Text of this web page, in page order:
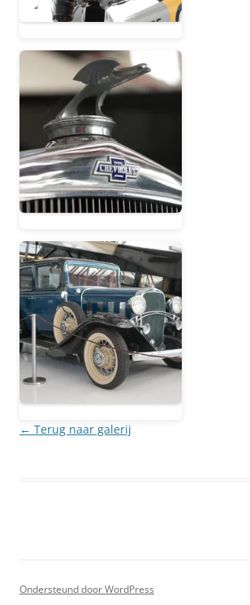
← Terug naar galerij
Ondersteund door WordPress